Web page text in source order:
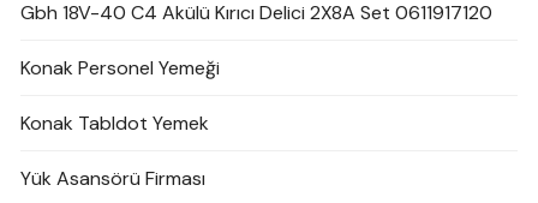
Gbh 18V-40 C4 Akülü Kırıcı Delici 2X8A Set 0611917120
Konak Personel Yemeği
Konak Tabldot Yemek
Yük Asansörü Firması